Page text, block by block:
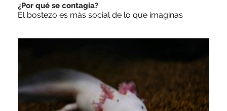
¿Por qué se contagia?
El bostezo es más social de lo que imaginas